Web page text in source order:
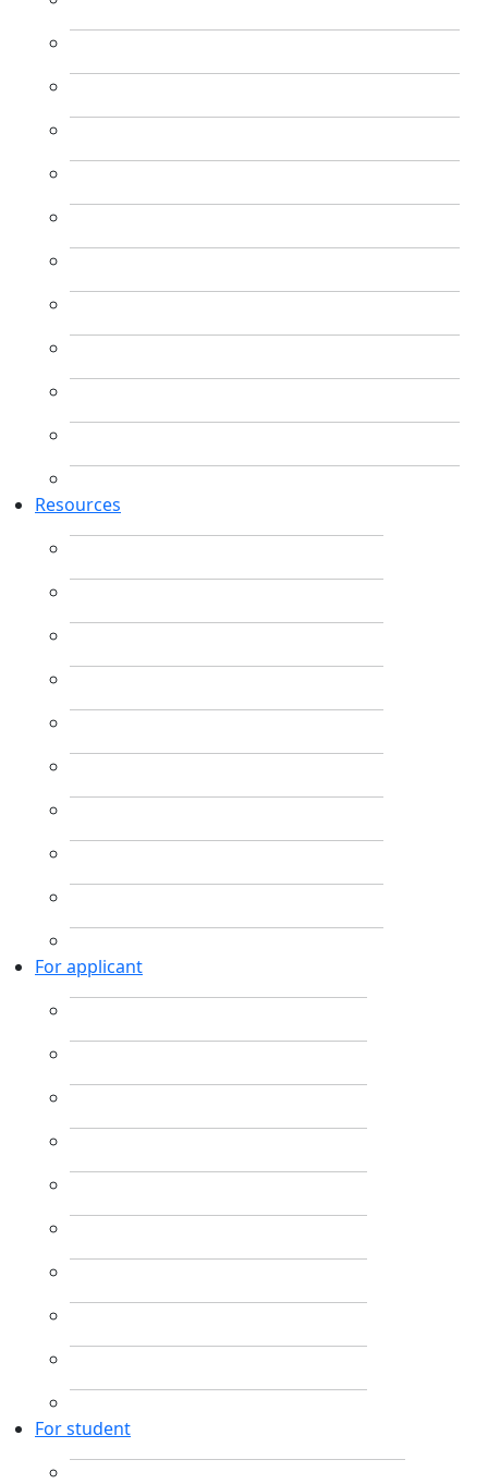
Resources
For applicant
For student